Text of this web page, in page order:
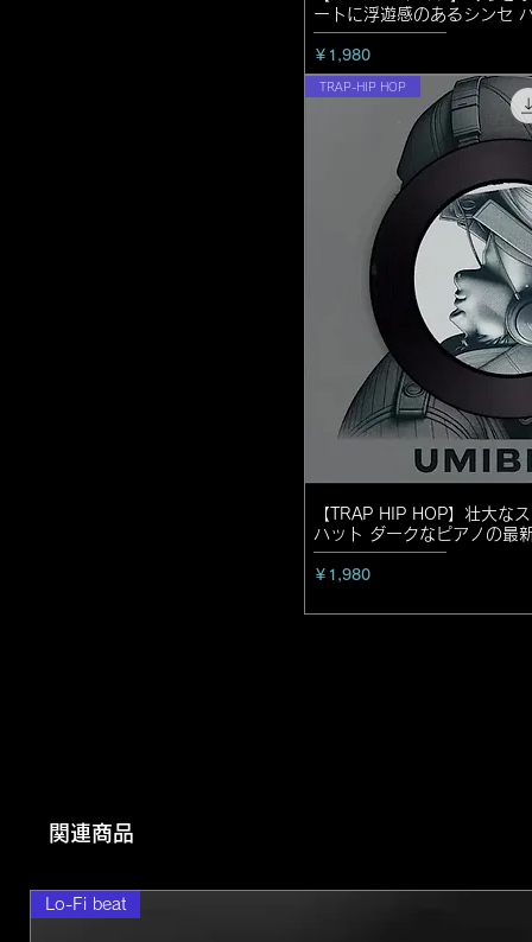
ートに浮遊感のあるシンセ
価格
￥1,980
TRAP-HIP HOP
【TRAP HIP HOP】壮大な
ハット ダークなピアノの最
価格
￥1,980
関連商品
Lo-Fi beat